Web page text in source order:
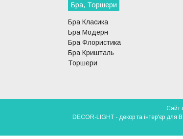
Бра, Торшери
Бра Класика
Бра Модерн
Бра Флористика
Бра Кришталь
Торшери
Сайт